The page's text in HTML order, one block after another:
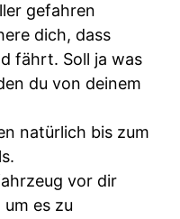
gefahren
dich, dass
fährt. Soll ja was
du von deinem
natürlich bis zum
vor dir
es zu